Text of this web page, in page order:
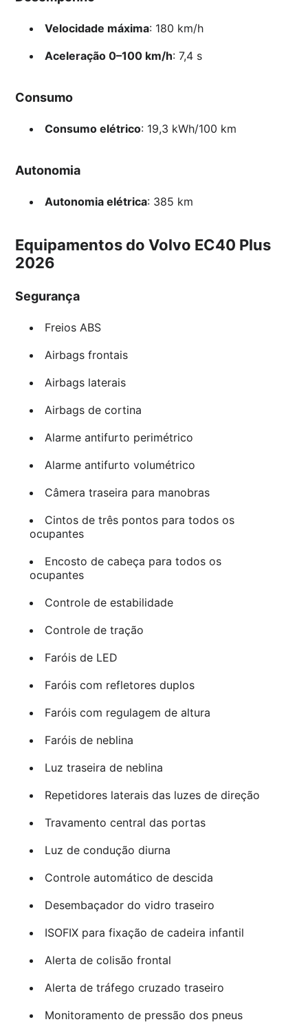
Velocidade máxima: 180 km/h
Aceleração 0–100 km/h: 7,4 s
Consumo
Consumo elétrico: 19,3 kWh/100 km
Autonomia
Autonomia elétrica: 385 km
Equipamentos do Volvo EC40 Plus
2026
Segurança
Freios ABS
Airbags frontais
Airbags laterais
Airbags de cortina
Alarme antifurto perimétrico
Alarme antifurto volumétrico
Câmera traseira para manobras
Cintos de três pontos para todos os
ocupantes
Encosto de cabeça para todos os
ocupantes
Controle de estabilidade
Controle de tração
Faróis de LED
Faróis com refletores duplos
Faróis com regulagem de altura
Faróis de neblina
Luz traseira de neblina
Repetidores laterais das luzes de direção
Travamento central das portas
Luz de condução diurna
Controle automático de descida
Desembaçador do vidro traseiro
ISOFIX para fixação de cadeira infantil
Alerta de colisão frontal
Alerta de tráfego cruzado traseiro
Monitoramento de pressão dos pneus